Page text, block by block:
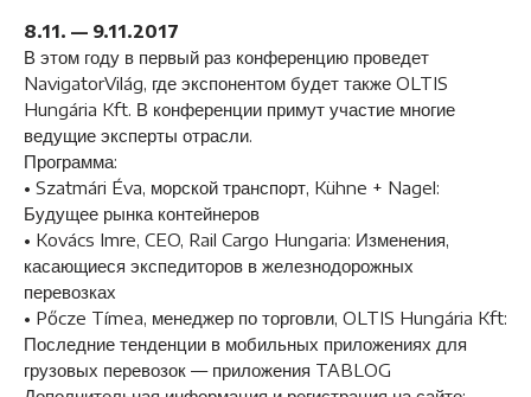
8.11. — 9.11.2017
В этом году в первый раз конференцию проведет
NavigatorVilág, где экспонентом будет также OLTIS
Hungária Kft. В конференции примут участие многие
ведущие эксперты отрасли.
Программа:
• Szatmári Éva, морской транспорт, Kühne + Nagel:
Будущее рынка контейнеров
• Kovács Imre, CEO, Rail Cargo Hungaria: Изменения,
касающиеся экспедиторов в железнодорожных
перевозках
• Pőcze Tímea, менеджер по торговли, OLTIS Hungária Kft:
Последние тенденции в мобильных приложениях для
грузовых перевозок — приложения TABLOG